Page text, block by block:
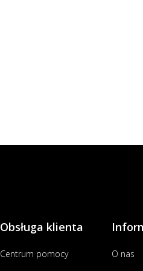
Obsługa klienta
Centrum pomocy O nas